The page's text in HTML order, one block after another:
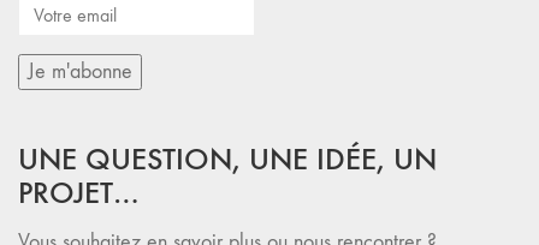
UNE QUESTION, UNE IDÉE, UN
PROJET…